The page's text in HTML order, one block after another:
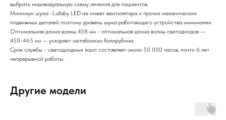
выбрать индивидуальную схему лечения для пациентов.
Минимум шума -Lullaby LED не имеет вентилятора и прочих механических
подвижных деталей поэтому уровень шума работающего устройства минимален.
Оптимальная длина волны 458 нм - оптимальная длина волны светодиодов —
450-465 нм — ускоряет метаболизм билирубина.
Срок службы - светодиодных ламп составляет около 50 000 часов, почти 6 лет
непрерывной работы.
Другие модели